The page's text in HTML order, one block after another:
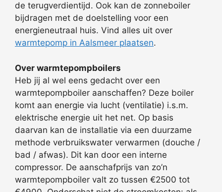
de terugverdientijd. Ook kan de zonneboiler
bijdragen met de doelstelling voor een
energieneutraal huis. Vind alles uit over
warmtepomp in Aalsmeer plaatsen.
Over warmtepompboilers
Heb jij al wel eens gedacht over een
warmtepompboiler aanschaffen? Deze boiler
komt aan energie via lucht (ventilatie) i.s.m.
elektrische energie uit het net. Op basis
daarvan kan de installatie via een duurzame
methode verbruikswater verwarmen (douche /
bad / afwas). Dit kan door een interne
compressor. De aanschafprijs van zo’n
warmtepompboiler valt zo tussen €2500 tot